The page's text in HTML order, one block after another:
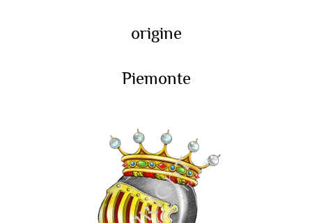
origine
Piemonte